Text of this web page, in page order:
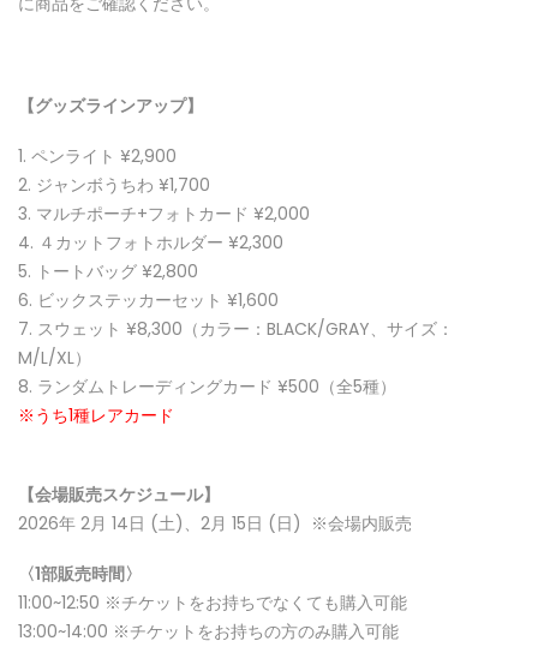
【グッズラインアップ】
ペンライト ¥2,900
ジャンボうちわ ¥1,700
マルチポーチ+フォトカード ¥2,000
４カットフォトホルダー ¥2,300
トートバッグ ¥2,800
ビックステッカーセット ¥1,600
スウェット ¥8,300（カラー：BLACK/GRAY、サイズ：
M/L/XL）
ランダムトレーディングカード ¥500（全5種）
※うち1種レアカード
【会場販売スケジュール】
2026年 2月 14日 (土)、2月 15日 (日) ※会場内販売
〈1部販売時間〉
11:00~12:50 ※チケットをお持ちでなくても購入可能
13:00~14:00 ※チケットをお持ちの方のみ購入可能